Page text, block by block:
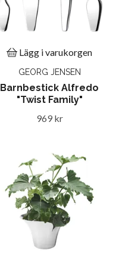
Lägg i varukorgen
GEORG JENSEN
Barnbestick Alfredo
"Twist Family"
969 kr